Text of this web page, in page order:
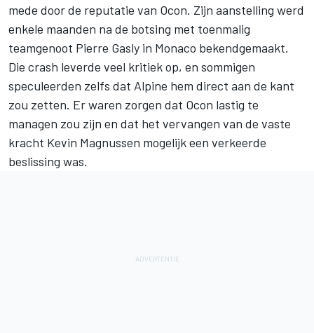
mede door de reputatie van Ocon. Zijn aanstelling werd
enkele maanden na de botsing met toenmalig
teamgenoot Pierre Gasly in Monaco bekendgemaakt.
Die crash leverde veel kritiek op, en sommigen
speculeerden zelfs dat Alpine hem direct aan de kant
zou zetten. Er waren zorgen dat Ocon lastig te
managen zou zijn en dat het vervangen van de vaste
kracht Kevin Magnussen mogelijk een verkeerde
beslissing was.